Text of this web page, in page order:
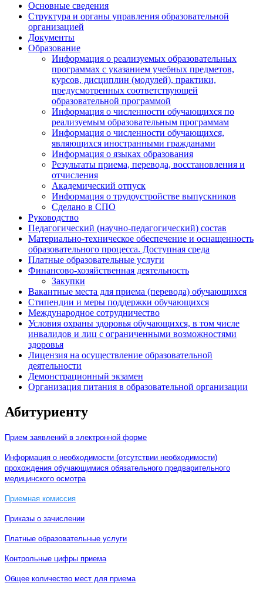
Основные сведения
Структура и органы управления образовательной
организацией
Документы
Образование
Информация о реализуемых образовательных
программах с указанием учебных предметов,
курсов, дисциплин (модулей), практики,
предусмотренных соответствующей
образовательной программой
Информация о численности обучающихся по
реализуемым образовательным программам
Информация о численности обучающихся,
являющихся иностранными гражданами
Информация о языках образования
Результаты приема, перевода, восстановления и
отчисления
Академический отпуск
Информация о трудоустройстве выпускников
Сделано в СПО
Руководство
Педагогический (научно-педагогический) состав
Материально-техническое обеспечение и оснащенность
образовательного процесса. Доступная среда
Платные образовательные услуги
Финансово-хозяйственная деятельность
Закупки
Вакантные места для приема (перевода) обучающихся
Стипендии и меры поддержки обучающихся
Международное сотрудничество
Условия охраны здоровья обучающихся, в том числе
инвалидов и лиц с ограниченными возможностями
здоровья
Лицензия на осуществление образовательной
деятельности
Демонстрационный экзамен
Организация питания в образовательной организации
Абитуриенту
Прием заявлений в электронной форме
Информация о необходимости (отсутствии необходимости)
прохождения обучающимися обязательного предварительного
медицинского осмотра
Приемная комиссия
Приказы о зачислении
Платные образовательные услуги
Контрольные цифры приема
Общее количество мест для приема